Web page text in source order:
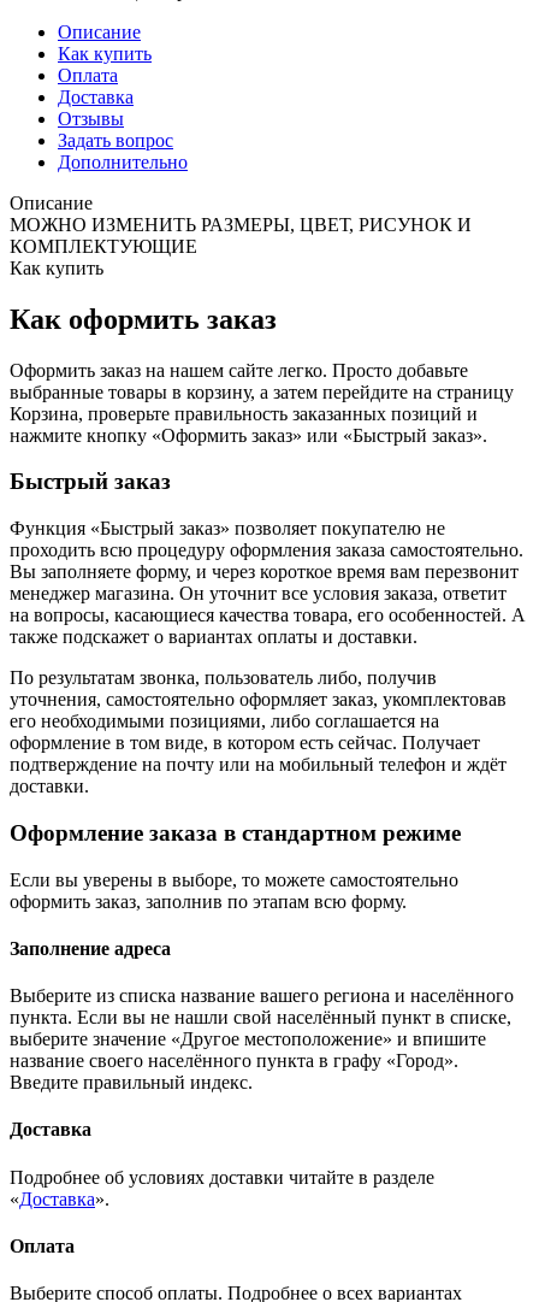
Описание
Как купить
Оплата
Доставка
Отзывы
Задать вопрос
Дополнительно
Описание
МОЖНО ИЗМЕНИТЬ РАЗМЕРЫ, ЦВЕТ, РИСУНОК И
КОМПЛЕКТУЮЩИЕ
Как купить
Как оформить заказ
Оформить заказ на нашем сайте легко. Просто добавьте
выбранные товары в корзину, а затем перейдите на страницу
Корзина, проверьте правильность заказанных позиций и
нажмите кнопку «Оформить заказ» или «Быстрый заказ».
Быстрый заказ
Функция «Быстрый заказ» позволяет покупателю не
проходить всю процедуру оформления заказа самостоятельно.
Вы заполняете форму, и через короткое время вам перезвонит
менеджер магазина. Он уточнит все условия заказа, ответит
на вопросы, касающиеся качества товара, его особенностей. А
также подскажет о вариантах оплаты и доставки.
По результатам звонка, пользователь либо, получив
уточнения, самостоятельно оформляет заказ, укомплектовав
его необходимыми позициями, либо соглашается на
оформление в том виде, в котором есть сейчас. Получает
подтверждение на почту или на мобильный телефон и ждёт
доставки.
Оформление заказа в стандартном режиме
Если вы уверены в выборе, то можете самостоятельно
оформить заказ, заполнив по этапам всю форму.
Заполнение адреса
Выберите из списка название вашего региона и населённого
пункта. Если вы не нашли свой населённый пункт в списке,
выберите значение «Другое местоположение» и впишите
название своего населённого пункта в графу «Город».
Введите правильный индекс.
Доставка
Подробнее об условиях доставки читайте в разделе
«Доставка».
Оплата
Выберите способ оплаты. Подробнее о всех вариантах